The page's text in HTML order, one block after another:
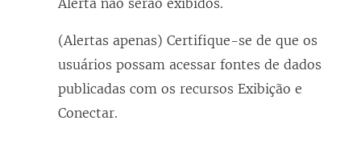
Alerta não serão exibidos.
(Alertas apenas) Certifique-se de que os
usuários possam acessar fontes de dados
publicadas com os recursos Exibição e
Conectar.